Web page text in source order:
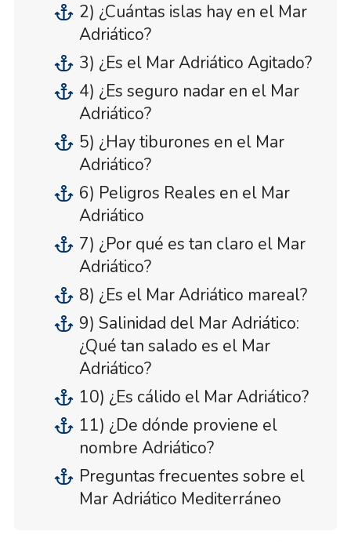
2) ¿Cuántas islas hay en el Mar
Adriático?
3) ¿Es el Mar Adriático Agitado?
4) ¿Es seguro nadar en el Mar
Adriático?
5) ¿Hay tiburones en el Mar
Adriático?
6) Peligros Reales en el Mar
Adriático
7) ¿Por qué es tan claro el Mar
Adriático?
8) ¿Es el Mar Adriático mareal?
9) Salinidad del Mar Adriático:
¿Qué tan salado es el Mar
Adriático?
10) ¿Es cálido el Mar Adriático?
11) ¿De dónde proviene el
nombre Adriático?
Preguntas frecuentes sobre el
Mar Adriático Mediterráneo